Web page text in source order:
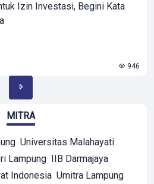
Izin Investasi, Begini Kata
946
MITRA
Universitas Malahayati
Lampung IIB Darmajaya
Indonesia Umitra Lampung